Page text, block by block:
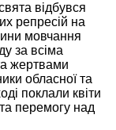
відбувся
репресій на
мовчання
за всіма
жертвами
обласної та
поклали квіти
перемогу над